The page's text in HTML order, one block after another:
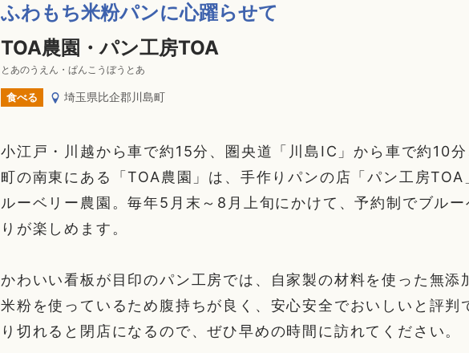
ふわもち米粉パンに心躍らせて
TOA農園・パン工房TOA
とあのうえん・ぱんこうぼうとあ
食べる 埼玉県比企郡川島町
小江戸・川越から車で約15分、圏央道「川島IC」から車で約10
町の南東にある「TOA農園」は、手作りパンの店「パン工房
ルーベリー農園。毎年5月末～8月上旬にかけて、予約制でブル
りが楽しめます。
かわいい看板が目印のパン工房では、自家製の材料を使った無添
米粉を使っているため腹持ちが良く、安心安全でおいしいと評判
り切れると閉店になるので、ぜひ早めの時間に訪れてください。